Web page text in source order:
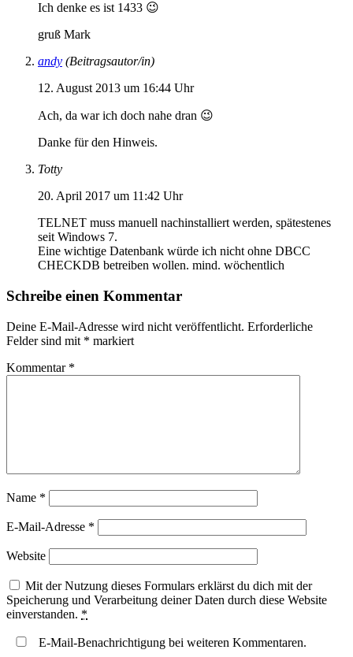
Ich denke es ist 1433 😉
gruß Mark
andy (Beitragsautor/in)
12. August 2013 um 16:44 Uhr
Ach, da war ich doch nahe dran 😉
Danke für den Hinweis.
Totty
20. April 2017 um 11:42 Uhr
TELNET muss manuell nachinstalliert werden, spätestenes
seit Windows 7.
Eine wichtige Datenbank würde ich nicht ohne DBCC
CHECKDB betreiben wollen. mind. wöchentlich
Schreibe einen Kommentar
Deine E-Mail-Adresse wird nicht veröffentlicht. Erforderliche
Felder sind mit * markiert
Kommentar *
Name *
E-Mail-Adresse *
Website
Mit der Nutzung dieses Formulars erklärst du dich mit der
Speicherung und Verarbeitung deiner Daten durch diese Website
einverstanden. *
E-Mail-Benachrichtigung bei weiteren Kommentaren.